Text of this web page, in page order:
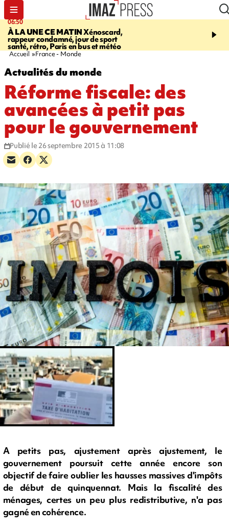
06:50
À LA UNE CE MATINXénoscard,
rappeur condamné, jour de sport
santé, rétro, Paris en bus et météo
08:53
Jour de
2026 - bouger,
Accueil France - Monde
Actualités du monde
Réforme fiscale: des
avancées à petit pas
pour le gouvernement
Publié le 26 septembre 2015 à 11:08
A petits pas, ajustement après ajustement, le
gouvernement poursuit cette année encore son
objectif de faire oublier les hausses massives d'impôts
de début de quinquennat. Mais la fiscalité des
ménages, certes un peu plus redistributive, n'a pas
gagné en cohérence.